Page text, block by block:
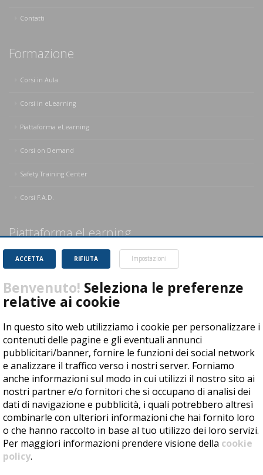
RIFIUTA
ACCETTA Impostazioni
Benvenuto! Seleziona le preferenze
relative ai cookie
In questo sito web utilizziamo i cookie per personalizzare i
contenuti delle pagine e gli eventuali annunci
pubblicitari/banner, fornire le funzioni dei social network
e analizzare il traffico verso i nostri server. Forniamo
anche informazioni sul modo in cui utilizzi il nostro sito ai
nostri partner e/o fornitori che si occupano di analisi dei
dati di navigazione e pubblicità, i quali potrebbero altresì
combinarle con ulteriori informazioni che hai fornito loro
o che hanno raccolto in base al tuo utilizzo dei loro servizi.
Per maggiori informazioni prendere visione della cookie
policy.
Contatti
Formazione
Corsi in Aula
Corsi in eLearning
Piattaforma eLearning
Corsi on Demand
Safety Training Center
Corsi F.A.D.
Piattaforma eLearning
Guida rapida
Formazione completata
Contatta il Tutor
eLearning Forum
Profilo personale
Copyright © 2020 by SISA S.r.l. - All rights reserved - P.IVA 06631320014 -
Cookie Policy-Privacy Policy-Dichiarazione di accessibilità- Realizzato
conDynDevice LMS